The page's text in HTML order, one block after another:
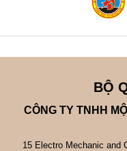
BỘ
CÔNG TY TNHH
15 Electro Mechanic and